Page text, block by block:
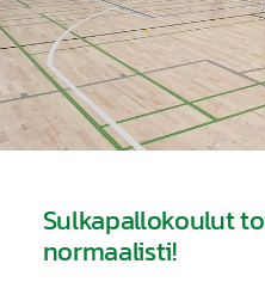
Sulkapallokoulut
normaalisti!